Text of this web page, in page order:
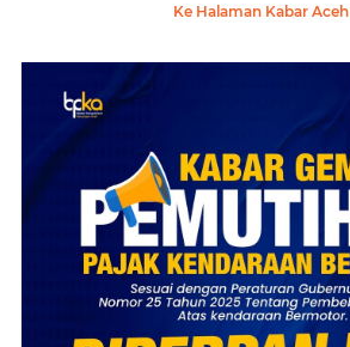
Ke Halaman Kabar Aceh